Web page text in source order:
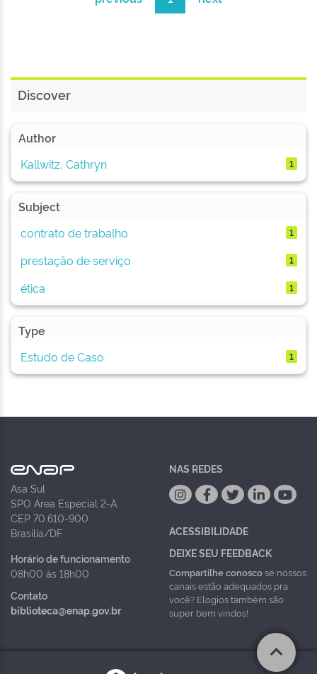
Discover
Author
Kallwitz, Cathryn
1
Subject
contrato de trabalho
1
prestação de serviço 1
ética 1
Type
Estudo de Caso
1
Asa Sul
SPO Área Especial 2-A
CEP 70.610-900
Brasília/DF
Horário de funcionamento
08h00 às 18h00
Contato
biblioteca@enap.gov.br
NAS REDES
ACESSIBILIDADE
DEIXE SEU FEEDBACK
Compartilhe conoscose nossos
canais estão adequados pra
você? Elogios também são
super bem vindos!